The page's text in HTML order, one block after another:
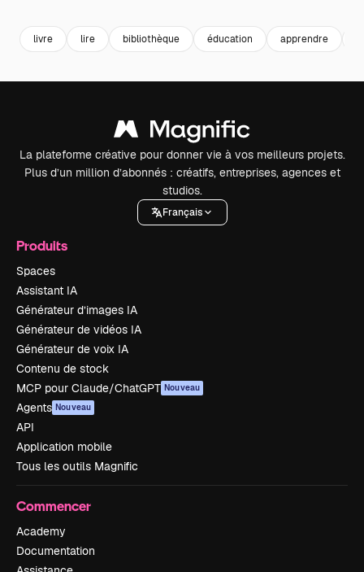
livre lire bibliothèque éducation apprendre
La plateforme créative pour donner vie à vos meilleurs projets.
Plus d’un million d’abonnés : créatifs, entreprises, agences et
studios.
Français
Produits
Spaces
Assistant IA
Générateur d’images IA
Générateur de vidéos IA
Générateur de voix IA
Contenu de stock
MCP pour Claude/ChatGPT Nouveau
Agents Nouveau
API
Application mobile
Tous les outils Magnific
Commencer
Academy
Documentation